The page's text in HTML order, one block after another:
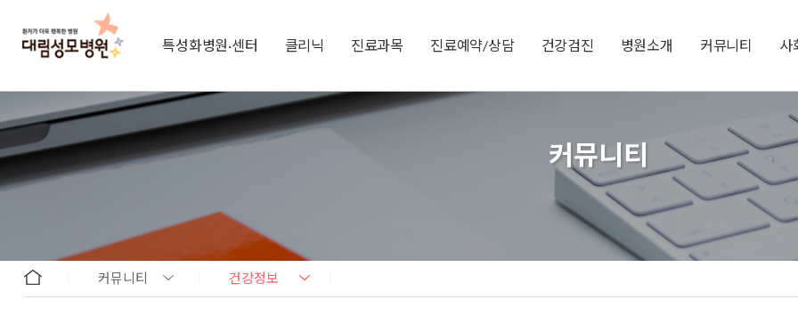
특성화병원·센터 클리닉 진료과목 진료예약/상담 건강검진 병원소개 커뮤니티 사
커뮤니티
커뮤니티 건강정보